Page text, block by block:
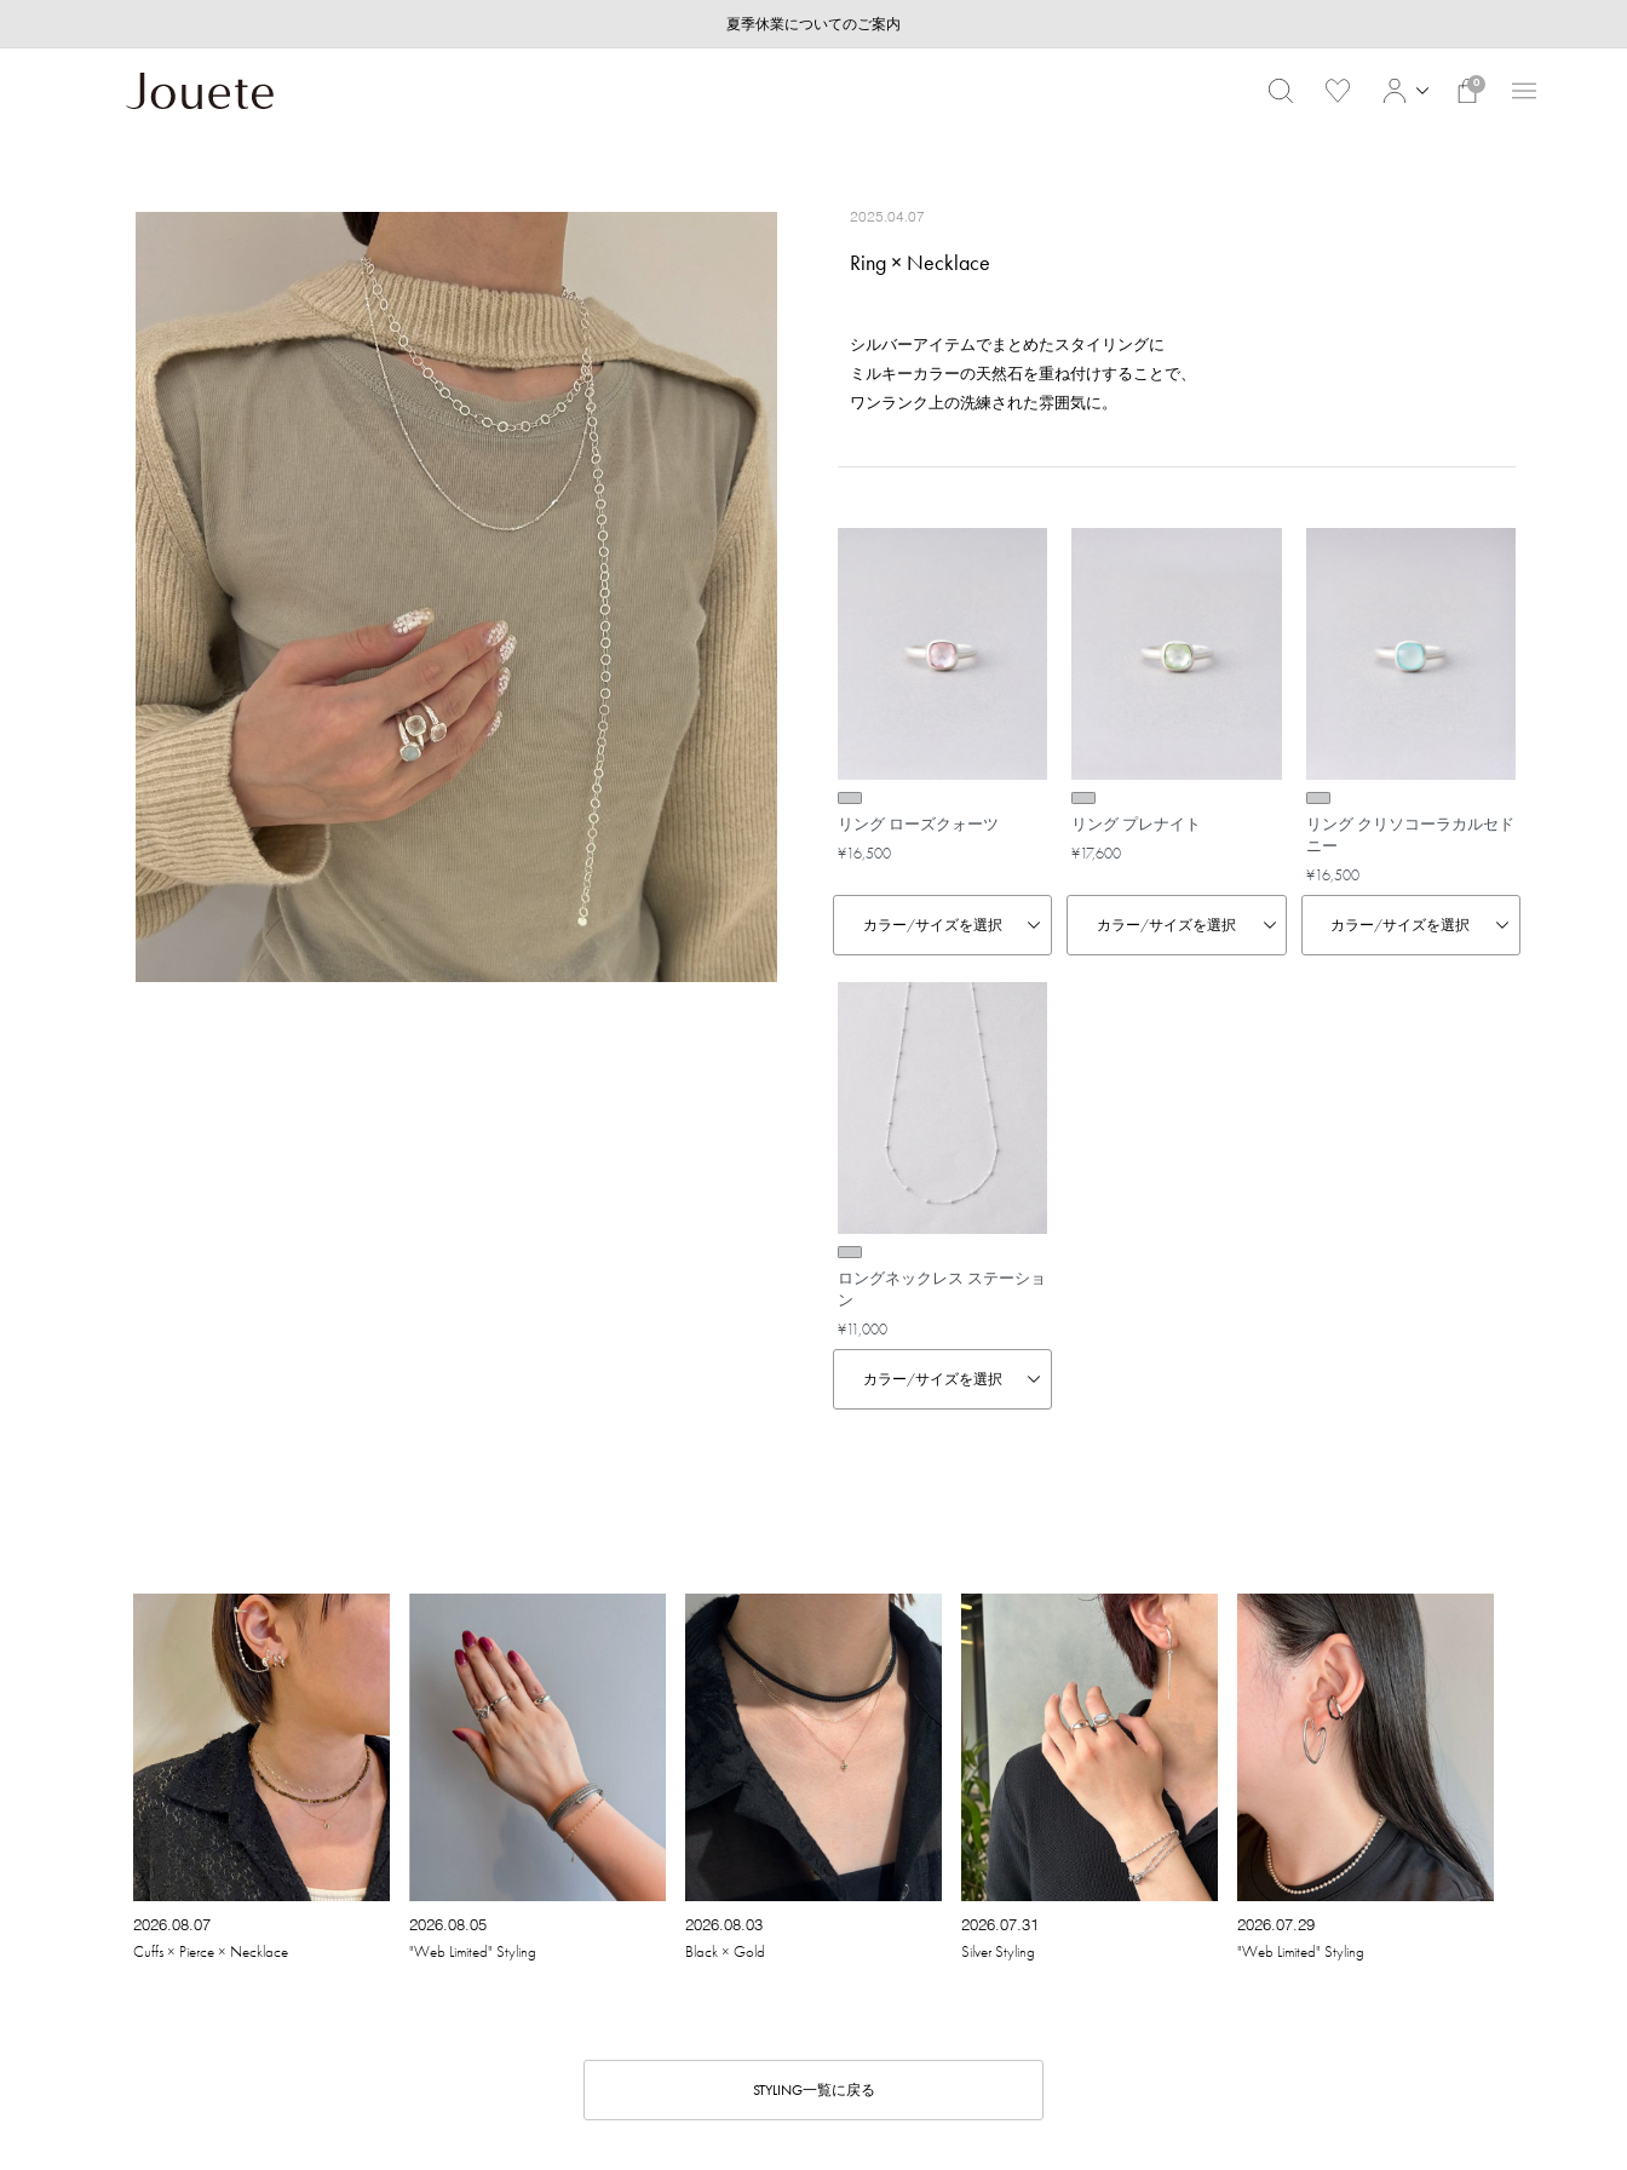
採用のご案内
ご注文いただいたお品物のお届け状況について
夏季休業についてのご案内
WEB LIMITED ITEMS >>
採用のご案内
ご注文いただいたお品物のお届け状況について
0
2025.04.07
Ring × Necklace
シルバーアイテムでまとめたスタイリングに
ミルキーカラーの天然石を重ね付けすることで、
ワンランク上の洗練された雰囲気に。
リング ローズクォーツ
¥16,500
カラー/サイズを選択
リング プレナイト
¥17,600
カラー/サイズを選択
リング クリソコーラカルセド
ニー
¥16,500
カラー/サイズを選択
ロングネックレス ステーショ
ン
¥11,000
カラー/サイズを選択
2026.08.07
Cuffs × Pierce × Necklace
2026.08.05
"Web Limited" Styling
2026.08.03
Black × Gold
2026.07.31
Silver Styling
2026.07.29
"Web Limited" Styling
STYLING一覧に戻る